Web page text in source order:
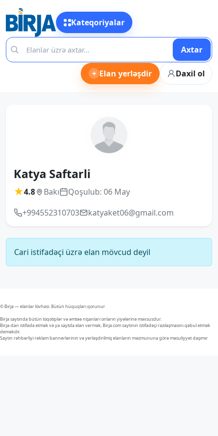
Kateqoriyalar
Axtar
+ Elan yerləşdir Daxil ol
Katya Saftarli
★4.8 Bakı
Qoşulub: 06 May
+994552310703
katyaket06@gmail.com
Cari istifadəçi üzrə elan mövcud deyil
© Birja — elanlar lövhəsi. Bütün hüquqları qorunur
Birja saytında bütün loqotiplər və əmtəə nişanları onların yiyələrinə məxsusdur.
Birja-dan istifadə etmək və ya saytda elan vermək, Birja.com saytının istifadəçi razılaşmasını qəbul etmək
deməkdir.
Saytın rəhbərliyi reklam bannerlərinin və yerləşdirilmiş elanların məzmununa görə məsuliyyət daşımır.